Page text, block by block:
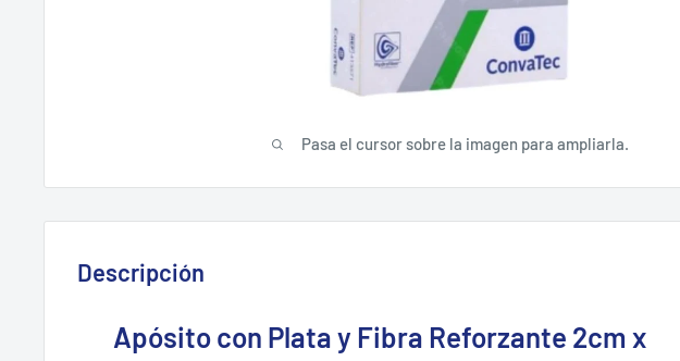
Pasa el cursor sobre la imagen para ampliarla.
Descripción
Apósito con Plata y Fibra Reforzante 2cm x